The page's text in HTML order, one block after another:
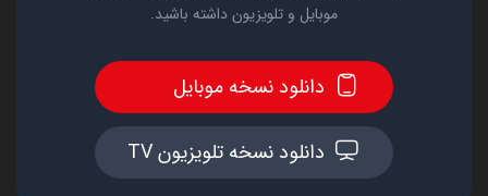
موبایل و تلویزیون داشته باشید.
دانلود نسخه موبایل
دانلود نسخه تلویزیون TV